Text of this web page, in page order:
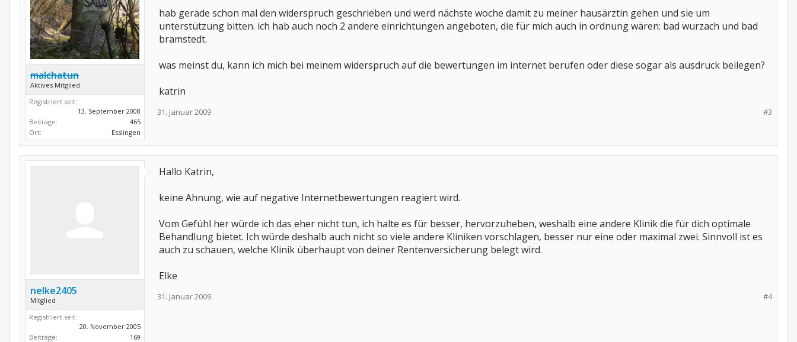
malchatun
Aktives Mitglied
Registriert seit:
13. September 2008
Beiträge:
465
Ort:
Esslingen
hab gerade schon mal den widerspruch geschrieben und werd nächste woche damit zu meiner hausärztin gehen und sie um
unterstützung bitten. ich hab auch noch 2 andere einrichtungen angeboten, die für mich auch in ordnung wären: bad wurzach und bad
bramstedt.
was meinst du, kann ich mich bei meinem widerspruch auf die bewertungen im internet berufen oder diese sogar als ausdruck beilegen?
katrin
#3
31. Januar 2009
nelke2405
Mitglied
Registriert seit:
20. November 2005
Beiträge:
169
Hallo Katrin,
keine Ahnung, wie auf negative Internetbewertungen reagiert wird.
Vom Gefühl her würde ich das eher nicht tun, ich halte es für besser, hervorzuheben, weshalb eine andere Klinik die für dich optimale
Behandlung bietet. Ich würde deshalb auch nicht so viele andere Kliniken vorschlagen, besser nur eine oder maximal zwei. Sinnvoll ist es
auch zu schauen, welche Klinik überhaupt von deiner Rentenversicherung belegt wird.
Elke
#4
31. Januar 2009